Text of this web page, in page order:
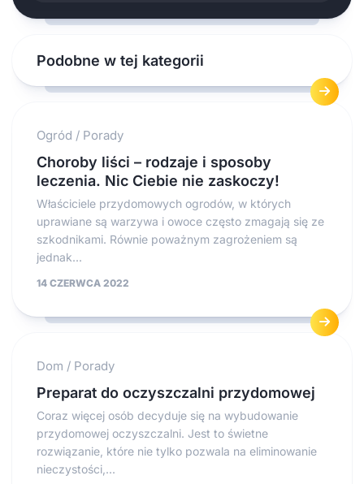
Podobne w tej kategorii
Ogród / Porady
Choroby liści – rodzaje i sposoby
leczenia. Nic Ciebie nie zaskoczy!
Właściciele przydomowych ogrodów, w których
uprawiane są warzywa i owoce często zmagają się ze
szkodnikami. Równie poważnym zagrożeniem są
jednak...
14 CZERWCA 2022
Dom / Porady
Preparat do oczyszczalni przydomowej
Coraz więcej osób decyduje się na wybudowanie
przydomowej oczyszczalni. Jest to świetne
rozwiązanie, które nie tylko pozwala na eliminowanie
nieczystości,...